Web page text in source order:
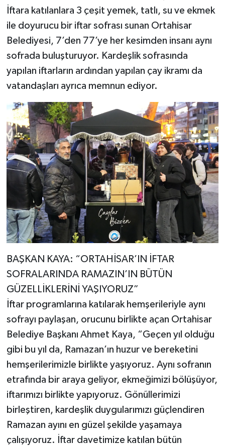
İftara katılanlara 3 çeşit yemek, tatlı, su ve ekmek
ile doyurucu bir iftar sofrası sunan Ortahisar
Belediyesi, 7’den 77’ye her kesimden insanı aynı
sofrada buluşturuyor. Kardeşlik sofrasında
yapılan iftarların ardından yapılan çay ikramı da
vatandaşları ayrıca memnun ediyor.
BAŞKAN KAYA: “ORTAHİSAR’IN İFTAR
SOFRALARINDA RAMAZIN’IN BÜTÜN
GÜZELLİKLERİNİ YAŞIYORUZ”
İftar programlarına katılarak hemşerileriyle aynı
sofrayı paylaşan, orucunu birlikte açan Ortahisar
Belediye Başkanı Ahmet Kaya, “Geçen yıl olduğu
gibi bu yıl da, Ramazan’ın huzur ve bereketini
hemşerilerimizle birlikte yaşıyoruz. Aynı sofranın
etrafında bir araya geliyor, ekmeğimizi bölüşüyor,
iftarımızı birlikte yapıyoruz. Gönüllerimizi
birleştiren, kardeşlik duygularımızı güçlendiren
Ramazan ayını en güzel şekilde yaşamaya
çalışıyoruz. İftar davetimize katılan bütün